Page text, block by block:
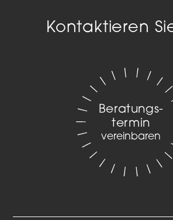
Kontaktieren
Beratungs­
termin
vereinbaren